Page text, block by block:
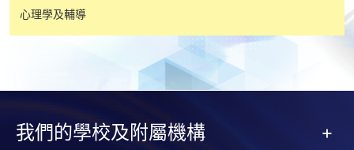
心理學及輔導
我們的學校及附屬機構